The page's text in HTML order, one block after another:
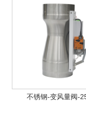
不锈钢-变风量阀-